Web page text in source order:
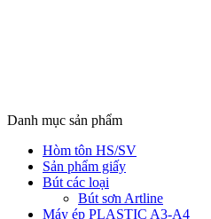
Danh mục sản phẩm
Hòm tôn HS/SV
Sản phẩm giấy
Bút các loại
Bút sơn Artline
Máy ép PLASTIC A3-A4